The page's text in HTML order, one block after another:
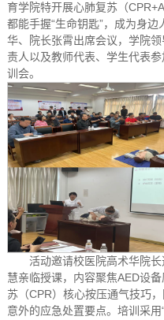
育学院特开展心肺复苏（
都能手握“生命钥匙”，成为身
华、院长张霄出席会议，学院
责人以及教师代表、学生代表
训会。
活动邀请校医院高术华院
慧亲临授课，内容聚焦AED设
苏（CPR）核心按压通气技巧
意外的应急处置要点。培训采